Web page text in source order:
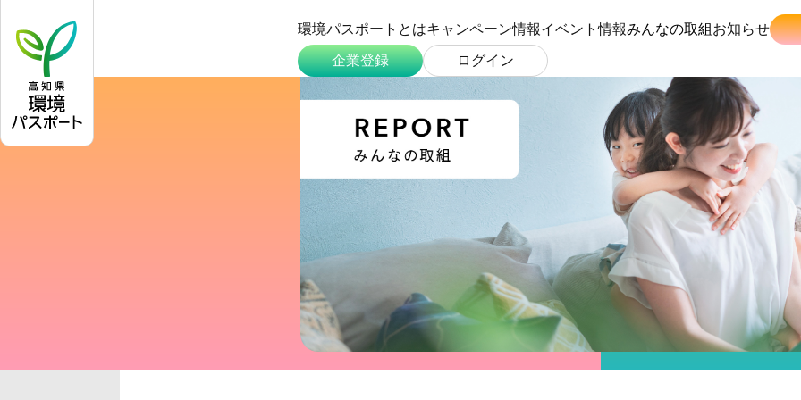
環境パスポートとはキャンペーン情報イベント情報みんなの取組お知らせ
企業登録 ログイン